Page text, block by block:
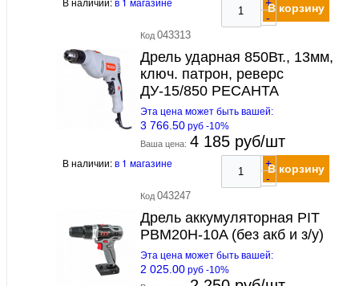
-
В корзину
Код 043313
Дрель ударная 850Вт., 13мм,
ключ. патрон, реверс
ДУ-15/850 РЕСАНТА
Эта цена может быть вашей:
3 766.50 руб -10%
Ваша цена: 4 185 руб/шт
В наличии:в 1 магазине
+
-
В корзину
Код 043247
Дрель аккумуляторная PIT
PBM20H-10A (без акб и з/у)
Эта цена может быть вашей:
2 025.00 руб -10%